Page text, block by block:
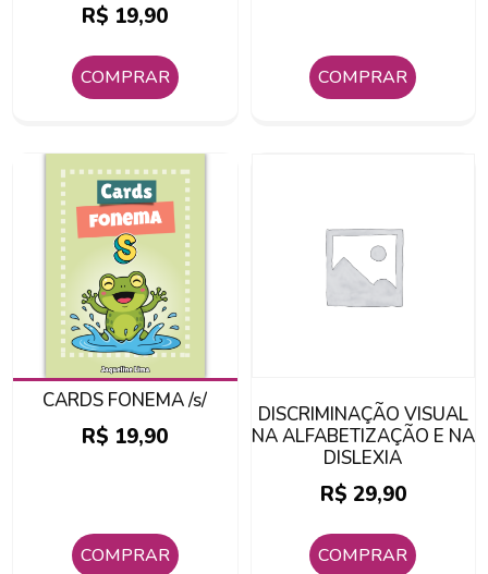
R$ 19,90
COMPRAR COMPRAR
CARDS FONEMA /s/
R$ 19,90
COMPRAR
DISCRIMINAÇÃO VISUAL
NA ALFABETIZAÇÃO E NA
DISLEXIA
R$ 29,90
COMPRAR